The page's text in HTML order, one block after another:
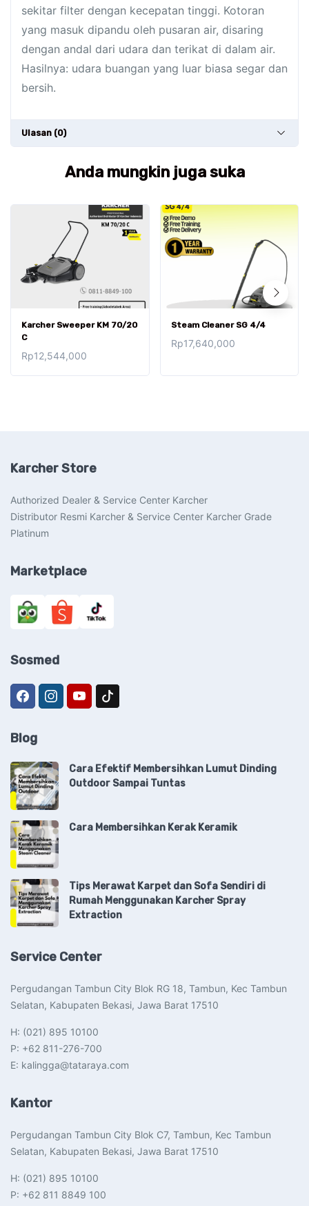
sekitar filter dengan kecepatan tinggi. Kotoran
yang masuk dipandu oleh pusaran air, disaring
dengan andal dari udara dan terikat di dalam air.
Hasilnya: udara buangan yang luar biasa segar dan
bersih.
Ulasan (0)
Anda mungkin juga suka
Karcher Sweeper KM 70/20
C
Rp12,544,000
Steam Cleaner SG 4/4
Rp17,640,000
Karcher Store
Authorized Dealer & Service Center Karcher
Distributor Resmi Karcher & Service Center Karcher Grade
Platinum
Marketplace
Sosmed
Blog
Cara Efektif Membersihkan Lumut Dinding
Outdoor Sampai Tuntas
Cara Membersihkan Kerak Keramik
Tips Merawat Karpet dan Sofa Sendiri di
Rumah Menggunakan Karcher Spray
Extraction
Service Center
Pergudangan Tambun City Blok RG 18, Tambun, Kec Tambun
Selatan, Kabupaten Bekasi, Jawa Barat 17510​
H: (021) 895 10100
P: +62 811-276-700
E: kalingga@tataraya.com
Kantor
Pergudangan Tambun City Blok C7, Tambun, Kec Tambun
Selatan, Kabupaten Bekasi, Jawa Barat 17510​
H: (021) 895 10100
P: +62 811 8849 100